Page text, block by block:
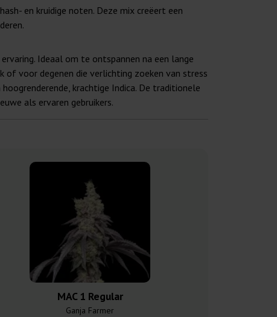
en kruidige noten. Deze mix creëert een
Ideaal om te ontspannen na een lange
voor degenen die verlichting zoeken van stress
hoogrenderende, krachtige Indica. De traditionele
als ervaren gebruikers.
MAC 1 Regular
Ganja Farmer